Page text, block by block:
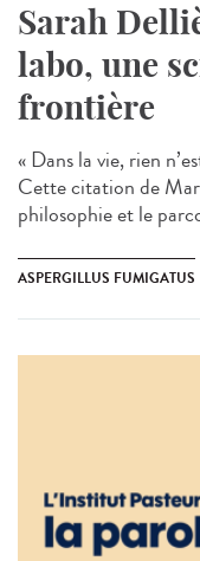
Sarah
labo, une
frontière
« Dans la vie, rien
Cette citation de
philosophie et le
ASPERGILLUS FUMIGATUS